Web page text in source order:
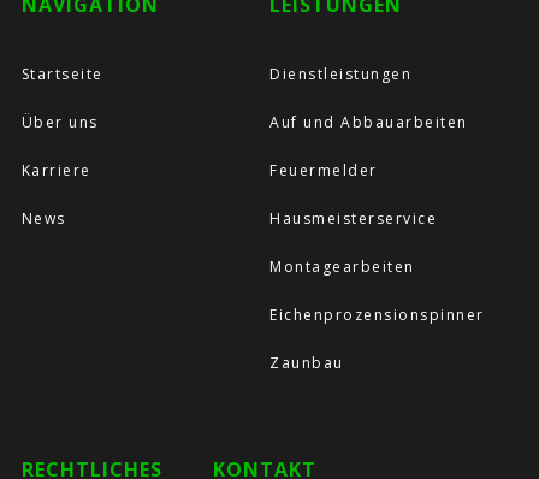
Startseite
Über uns
Karriere
News
Dienstleistungen
Auf und Abbauarbeiten
Feuermelder
Hausmeisterservice
Montagearbeiten
Eichenprozensionspinner
Zaunbau
RECHTLICHES KONTAKT